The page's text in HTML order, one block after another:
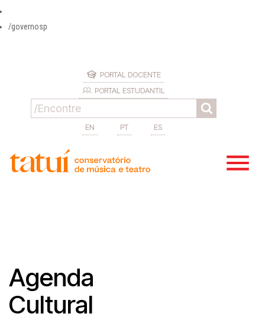
/governosp
PORTAL DOCENTE
PORTAL ESTUDANTIL
EN PT ES
Agenda
Cultural